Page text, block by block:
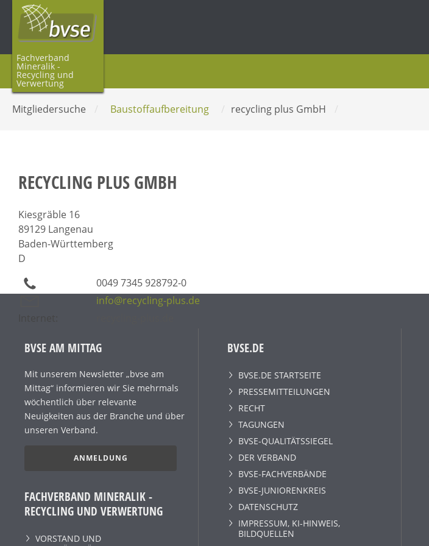
Fachverband
Mineralik -
Recycling und
Verwertung
Mitgliedersuche / Baustoffaufbereitung / recycling plus GmbH /
RECYCLING PLUS GMBH
Kiesgräble 16
89129 Langenau
Baden-Württemberg
D
0049 7345 928792-0
info@recycling-plus.de
BVSE AM MITTAG
Mit unserem Newsletter „bvse am
Mittag“ informieren wir Sie mehrmals
wöchentlich über relevante
Neuigkeiten aus der Branche und über
unseren Verband.
ANMELDUNG
FACHVERBAND MINERALIK -
RECYCLING UND VERWERTUNG
VORSTAND UND
BVSE.DE
BVSE.DE STARTSEITE
PRESSEMITTEILUNGEN
RECHT
TAGUNGEN
BVSE-QUALITÄTSSIEGEL
DER VERBAND
BVSE-FACHVERBÄNDE
BVSE-JUNIORENKREIS
DATENSCHUTZ
IMPRESSUM, KI-HINWEIS,
BILDQUELLEN